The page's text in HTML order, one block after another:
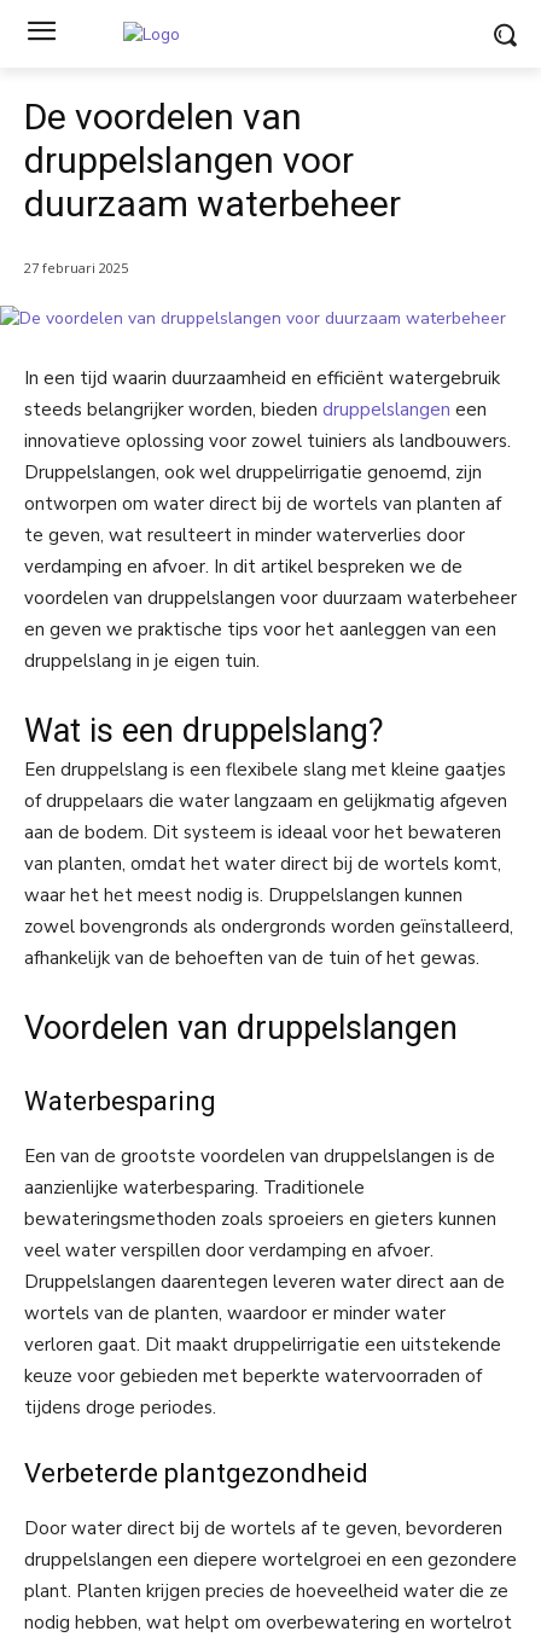
De voordelen van
druppelslangen voor
duurzaam waterbeheer
27 februari 2025
In een tijd waarin duurzaamheid en efficiënt watergebruik
steeds belangrijker worden, bieden druppelslangen een
innovatieve oplossing voor zowel tuiniers als landbouwers.
Druppelslangen, ook wel druppelirrigatie genoemd, zijn
ontworpen om water direct bij de wortels van planten af
te geven, wat resulteert in minder waterverlies door
verdamping en afvoer. In dit artikel bespreken we de
voordelen van druppelslangen voor duurzaam waterbeheer
en geven we praktische tips voor het aanleggen van een
druppelslang in je eigen tuin.
Wat is een druppelslang?
Een druppelslang is een flexibele slang met kleine gaatjes
of druppelaars die water langzaam en gelijkmatig afgeven
aan de bodem. Dit systeem is ideaal voor het bewateren
van planten, omdat het water direct bij de wortels komt,
waar het het meest nodig is. Druppelslangen kunnen
zowel bovengronds als ondergronds worden geïnstalleerd,
afhankelijk van de behoeften van de tuin of het gewas.
Voordelen van druppelslangen
Waterbesparing
Een van de grootste voordelen van druppelslangen is de
aanzienlijke waterbesparing. Traditionele
bewateringsmethoden zoals sproeiers en gieters kunnen
veel water verspillen door verdamping en afvoer.
Druppelslangen daarentegen leveren water direct aan de
wortels van de planten, waardoor er minder water
verloren gaat. Dit maakt druppelirrigatie een uitstekende
keuze voor gebieden met beperkte watervoorraden of
tijdens droge periodes.
Verbeterde plantgezondheid
Door water direct bij de wortels af te geven, bevorderen
druppelslangen een diepere wortelgroei en een gezondere
plant. Planten krijgen precies de hoeveelheid water die ze
nodig hebben, wat helpt om overbewatering en wortelrot